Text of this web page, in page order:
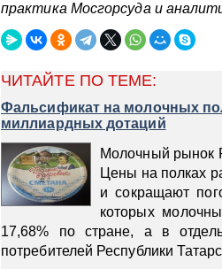
практика Мосгорсуда и
ЧИТАЙТЕ ПО ТЕМЕ:
Фальсификат на молочных
миллиардных дотаций
Молочный рынок
Цены на полках
и сокращают
которых
17,68% по стране, а в
потребителей Республики